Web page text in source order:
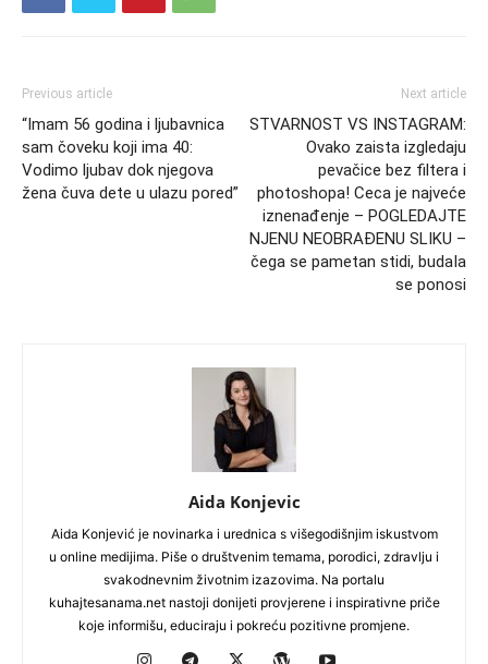
Previous article
“Imam 56 godina i ljubavnica
sam čoveku koji ima 40:
Vodimo ljubav dok njegova
žena čuva dete u ulazu pored”
Next article
STVARNOST VS INSTAGRAM:
Ovako zaista izgledaju
pevačice bez filtera i
photoshopa! Ceca je najveće
iznenađenje – POGLEDAJTE
NJENU NEOBRAĐENU SLIKU –
čega se pametan stidi, budaIa
se ponosi
Aida Konjevic
Aida Konjević je novinarka i urednica s višegodišnjim iskustvom
u online medijima. Piše o društvenim temama, porodici, zdravlju i
svakodnevnim životnim izazovima. Na portalu
kuhajtesanama.net nastoji donijeti provjerene i inspirativne priče
koje informišu, educiraju i pokreću pozitivne promjene.